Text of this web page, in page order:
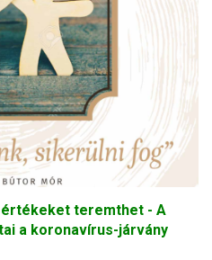
teremthet - A
a koronavírus-járvány